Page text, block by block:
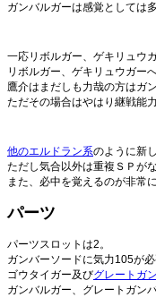
ガンバルガーは感覚としては
一応リボルガー、ゲキリュウ
リボルガー、ゲキリュウガー
鷹介はまだしも力哉の方はガ
ただその場合はやはり継戦能
他のエル ドラン系のように新
ただし気合以外は重複ＳＰが
また、必中を覚えるのが非常
パーツ
パーツスロットは2。
ガンバーソードに気力105が
ゴウタイガー及びグレートガ
ガンバルガー、グレートガン